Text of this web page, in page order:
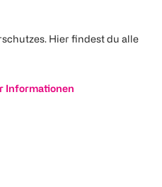
Hier findest du alle
Informationen